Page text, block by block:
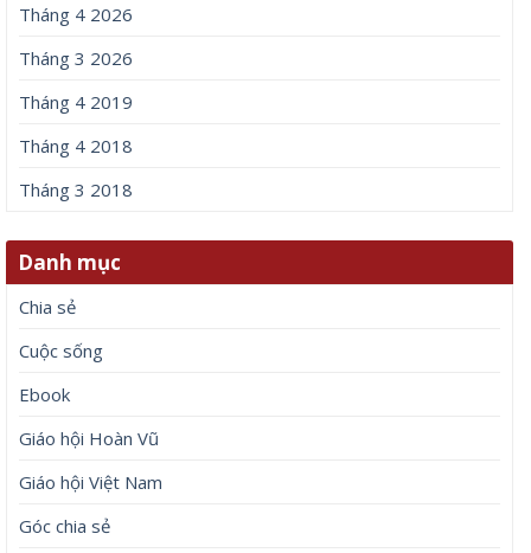
Tháng 4 2026
Tháng 3 2026
Tháng 4 2019
Tháng 4 2018
Tháng 3 2018
Danh mục
Chia sẻ
Cuộc sống
Ebook
Giáo hội Hoàn Vũ
Giáo hội Việt Nam
Góc chia sẻ